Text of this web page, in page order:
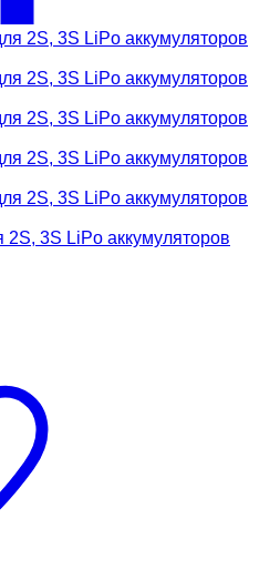
2S, 3S LiPo аккумуляторов